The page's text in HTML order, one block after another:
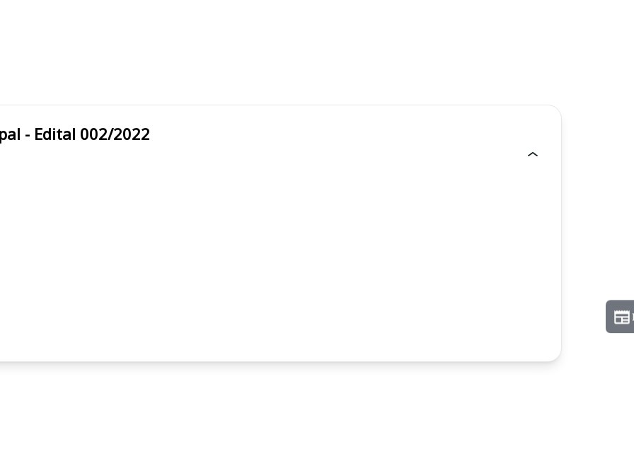
- Edital 002/2022